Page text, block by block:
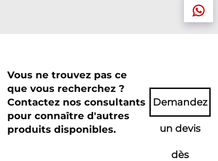
Vous ne trouvez pas ce
que vous recherchez ?
Contactez nos consultants
pour connaître d'autres
produits disponibles.
Demandez
un devis
dès